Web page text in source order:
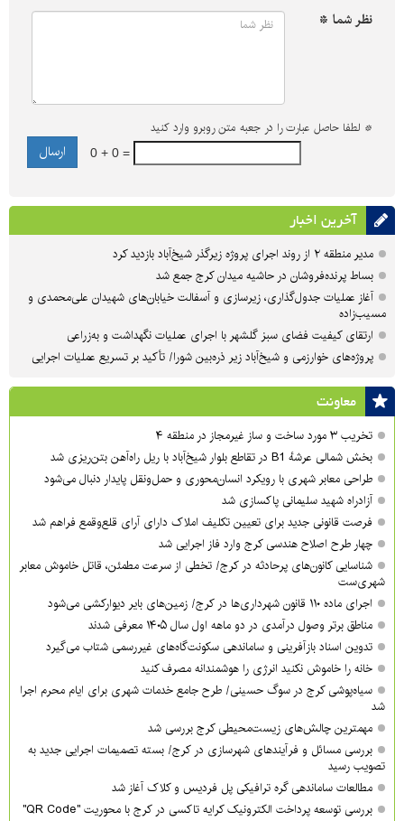
نظر شما *
* لطفا حاصل عبارت را در جعبه متن روبرو وارد کنید
0 + 0 =
آخرین اخبار
مدیر منطقه ۲ از روند اجرای پروژه زیرگذر شیخ‌آباد بازدید کرد
بساط پرنده‌فروشان در حاشیه میدان کرج جمع شد
آغاز عملیات جدول‌گذاری، زیرسازی و آسفالت خیابان‌های شهیدان علی‌محمدی و
مسیب‌زاده
ارتقای کیفیت فضای سبز گلشهر با اجرای عملیات نگهداشت و به‌زراعی
پروژه‌های خوارزمی و شیخ‌آباد زیر ذره‌بین شورا/ تأکید بر تسریع عملیات اجرایی
معاونت
تخریب ۳ مورد ساخت و ساز غیرمجاز در منطقه ۴
بخش شمالی عرشهٔ B1 در تقاطع بلوار شیخ‌آباد با ریل راه‌آهن بتن‌ریزی شد
طراحی معابر شهری با رویکرد انسان‌محوری و حمل‌ونقل پایدار دنبال می‌شود
آزادراه شهید سلیمانی پاکسازی شد
فرصت قانونی جدید برای تعیین تکلیف املاک دارای آرای قلع‌وقمع فراهم شد
چهار طرح اصلاح هندسی کرج وارد فاز اجرایی شد
شناسایی کانون‌های پرحادثه در کرج/ تخطی از سرعت مطمئن، قاتل خاموش معابر
شهری‌ست
اجرای ماده ۱۱۰ قانون شهرداری‌ها در کرج/ زمین‌های بایر دیوارکشی می‌شود
مناطق برتر وصول درآمدی در دو ماهه اول سال ۱۴۰۵ معرفی شدند
تدوین اسناد بازآفرینی و ساماندهی سکونت‌گاه‌های غیررسمی شتاب می‌گیرد
خانه را خاموش نکنید انرژی را هوشمندانه مصرف کنید
سیاه‌پوشی کرج در سوگ حسینی/ طرح جامع خدمات شهری برای ایام محرم اجرا
شد
مهمترین چالش‌های زیست‌محیطی کرج بررسی شد
بررسی مسائل و فرآیندهای شهرسازی در کرج/ بسته تصمیمات اجرایی جدید به
تصویب رسید
مطالعات ساماندهی گره ترافیکی پل فردیس و کلاک آغاز شد
بررسی توسعه پرداخت الکترونیک کرایه تاکسی در کرج با محوریت "QR Code"